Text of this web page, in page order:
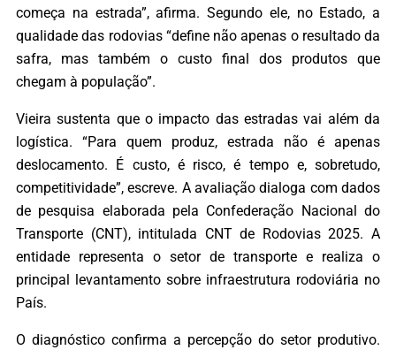
começa na estrada”, afirma. Segundo ele, no Estado, a
qualidade das rodovias “define não apenas o resultado da
safra, mas também o custo final dos produtos que
chegam à população”.
Vieira sustenta que o impacto das estradas vai além da
logística. “Para quem produz, estrada não é apenas
deslocamento. É custo, é risco, é tempo e, sobretudo,
competitividade”, escreve. A avaliação dialoga com dados
de pesquisa elaborada pela Confederação Nacional do
Transporte (CNT), intitulada CNT de Rodovias 2025. A
entidade representa o setor de transporte e realiza o
principal levantamento sobre infraestrutura rodoviária no
País.
O diagnóstico confirma a percepção do setor produtivo.